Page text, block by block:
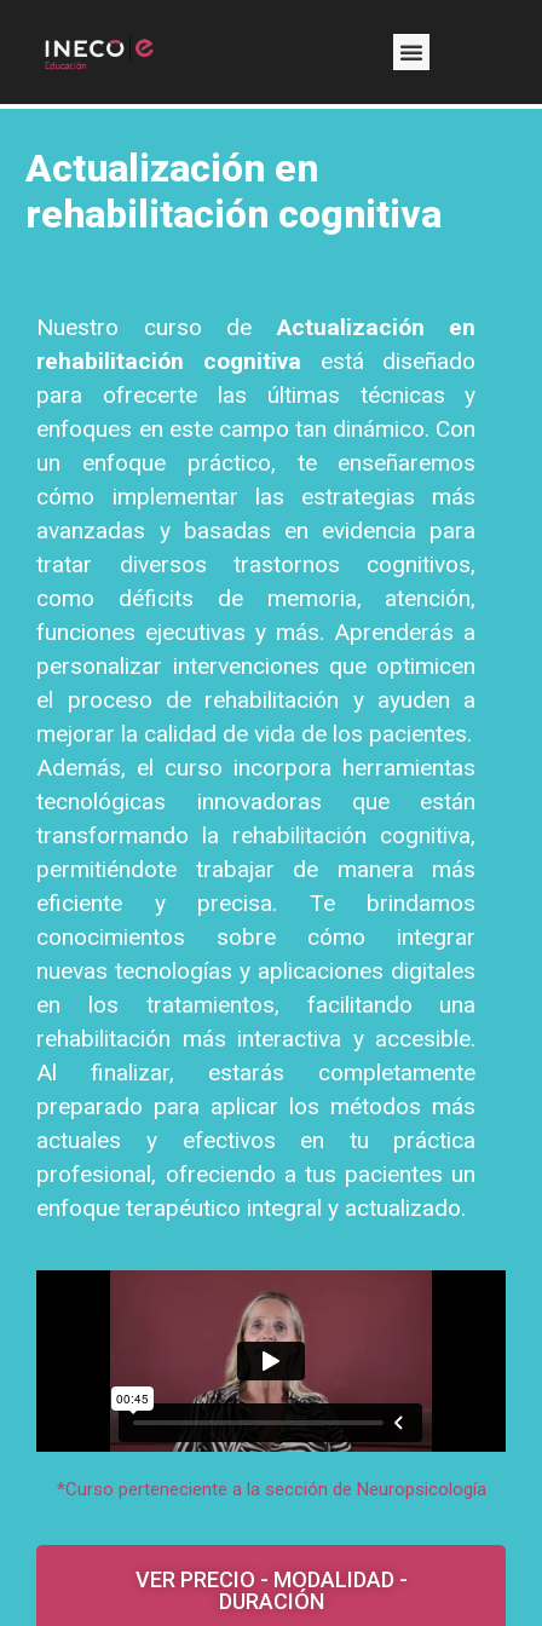
Actualización en
rehabilitación cognitiva
Nuestro curso deActualización en
rehabilitación cognitiva está diseñado
para ofrecerte las últimas técnicas y
enfoques en este campo tan dinámico. Con
un enfoque práctico, te enseñaremos
cómo implementar las estrategias más
avanzadas y basadas en evidencia para
tratar diversos trastornos cognitivos,
como déficits de memoria, atención,
funciones ejecutivas y más. Aprenderás a
personalizar intervenciones que optimicen
el proceso de rehabilitación y ayuden a
mejorar la calidad de vida de los pacientes.
Además, el curso incorpora herramientas
tecnológicas innovadoras que están
transformando la rehabilitación cognitiva,
permitiéndote trabajar de manera más
eficiente y precisa. Te brindamos
conocimientos sobre cómo integrar
nuevas tecnologías y aplicaciones digitales
en los tratamientos, facilitando una
rehabilitación más interactiva y accesible.
Al finalizar, estarás completamente
preparado para aplicar los métodos más
actuales y efectivos en tu práctica
profesional, ofreciendo a tus pacientes un
enfoque terapéutico integral y actualizado.
*Curso perteneciente a la sección de Neuropsicología
VER PRECIO - MODALIDAD -
DURACIÓN